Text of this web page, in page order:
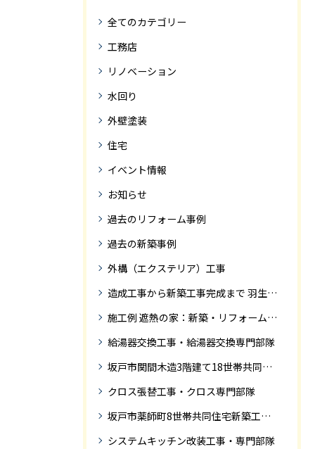
全てのカテゴリー
工務店
リノベーション
水回り
外壁塗装
住宅
イベント情報
お知らせ
過去のリフォーム事例
過去の新築事例
外構（エクステリア）工事
造成工事から新築工事完成まで 羽生市Ｓ様邸新築工事・
施工例 遮熱の家：新築・リフォーム ドローンにて空撮
給湯器交換工事・給湯器交換専門部隊
坂戸市関間木造3階建て18世帯共同住宅の完成迄紹介
クロス張替工事・クロス専門部隊
坂戸市薬師町8世帯共同住宅新築工事完成迄の紹介です
システムキッチン改装工事・専門部隊